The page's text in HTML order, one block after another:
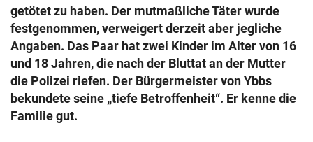
getötet zu haben. Der mutmaßliche Täter wurde
festgenommen, verweigert derzeit aber jegliche
Angaben. Das Paar hat zwei Kinder im Alter von 16
und 18 Jahren, die nach der Bluttat an der Mutter
die Polizei riefen. Der Bürgermeister von Ybbs
bekundete seine „tiefe Betroffenheit“. Er kenne die
Familie gut.